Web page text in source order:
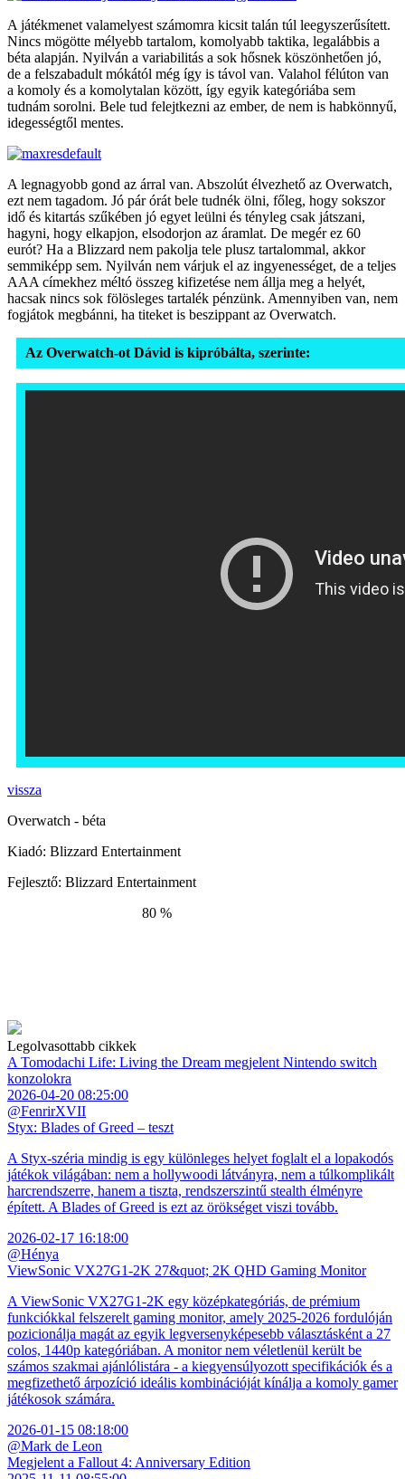
A játékmenet valamelyest számomra kicsit talán túl leegyszerűsített.
Nincs mögötte mélyebb tartalom, komolyabb taktika, legalábbis a
béta alapján. Nyilván a variabilitás a sok hősnek köszönhetően jó,
de a felszabadult mókától még így is távol van. Valahol félúton van
a komoly és a komolytalan között, így egyik kategóriába sem
tudnám sorolni. Bele tud felejtkezni az ember, de nem is habkönnyű,
idegességtől mentes.
A legnagyobb gond az árral van. Abszolút élvezhető az Overwatch,
ezt nem tagadom. Jó pár órát bele tudnék ölni, főleg, hogy sokszor
idő és kitartás szűkében jó egyet leülni és tényleg csak játszani,
hagyni, hogy elkapjon, elsodorjon az áramlat. De megér ez 60
eurót? Ha a Blizzard nem pakolja tele plusz tartalommal, akkor
semmiképp sem. Nyilván nem várjuk el az ingyenességet, de a teljes
AAA címekhez méltó összeg kifizetése nem állja meg a helyét,
hacsak nincs sok fölösleges tartalék pénzünk. Amennyiben van, nem
fogjátok megbánni, ha titeket is beszippant az Overwatch.
Az Overwatch-ot Dávid is kipróbálta, szerinte:
vissza
Overwatch - béta
Kiadó: Blizzard Entertainment
Fejlesztő: Blizzard Entertainment
80 %
Legolvasottabb cikkek
A Tomodachi Life: Living the Dream megjelent Nintendo switch
konzolokra
2026-04-20 08:25:00
@FenrirXVII
Styx: Blades of Greed – teszt
A Styx-széria mindig is egy különleges helyet foglalt el a lopakodós
játékok világában: nem a hollywoodi látványra, nem a túlkomplikált
harcrendszerre, hanem a tiszta, rendszerszintű stealth élményre
épített. A Blades of Greed is ezt az örökséget viszi tovább.
2026-02-17 16:18:00
@Hénya
ViewSonic VX27G1-2K 27&quot; 2K QHD Gaming Monitor
A ViewSonic VX27G1-2K egy középkategóriás, de prémium
funkciókkal felszerelt gaming monitor, amely 2025-2026 fordulóján
pozicionálja magát az egyik legversenyképesebb választásként a 27
colos, 1440p kategóriában. A monitor nem véletlenül került be
számos szakmai ajánlólistára - a kiegyensúlyozott specifikációk és a
megfizethető árpozíció ideális kombinációját kínálja a komoly gamer
játékosok számára.
2026-01-15 08:18:00
@Mark de Leon
Megjelent a Fallout 4: Anniversary Edition